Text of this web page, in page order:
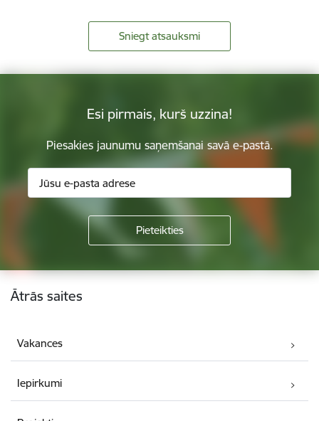
Sniegt atsauksmi
Esi pirmais, kurš uzzina!
Piesakies jaunumu saņemšanai savā e-pastā.
Kājene
Ātrās saites
Vakances
Iepirkumi